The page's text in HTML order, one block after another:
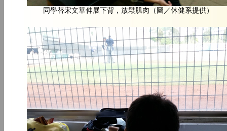
同學替宋文華伸展下背，放鬆肌肉（圖／休健系提供）